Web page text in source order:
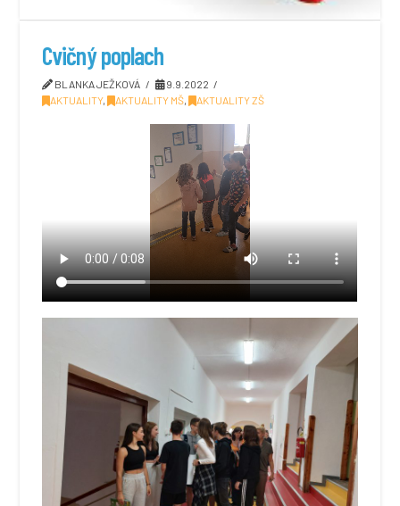
Cvičný poplach
BLANKA JEŽKOVÁ
9.9.2022
AKTUALITY, AKTUALITY MŠ, AKTUALITY ZŠ